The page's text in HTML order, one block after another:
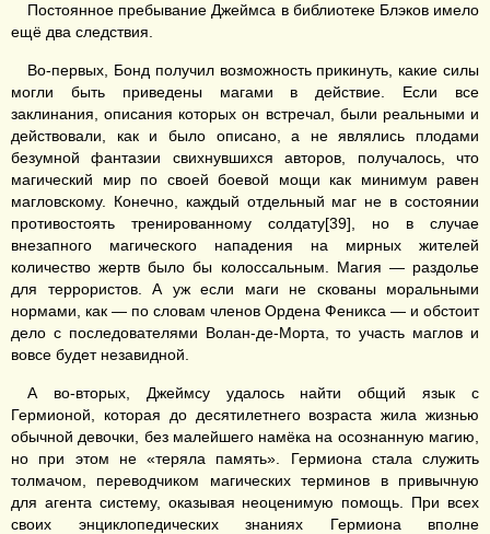
Постоянное пребывание Джеймса в библиотеке Блэков имело
ещё два следствия.
Во-первых, Бонд получил возможность прикинуть, какие силы
могли быть приведены магами в действие. Если все
заклинания, описания которых он встречал, были реальными и
действовали, как и было описано, а не являлись плодами
безумной фантазии свихнувшихся авторов, получалось, что
магический мир по своей боевой мощи как минимум равен
магловскому. Конечно, каждый отдельный маг не в состоянии
противостоять тренированному солдату[39], но в случае
внезапного магического нападения на мирных жителей
количество жертв было бы колоссальным. Магия — раздолье
для террористов. А уж если маги не скованы моральными
нормами, как — по словам членов Ордена Феникса — и обстоит
дело с последователями Волан-де-Морта, то участь маглов и
вовсе будет незавидной.
А во-вторых, Джеймсу удалось найти общий язык с
Гермионой, которая до десятилетнего возраста жила жизнью
обычной девочки, без малейшего намёка на осознанную магию,
но при этом не «теряла память». Гермиона стала служить
толмачом, переводчиком магических терминов в привычную
для агента систему, оказывая неоценимую помощь. При всех
своих энциклопедических знаниях Гермиона вполне